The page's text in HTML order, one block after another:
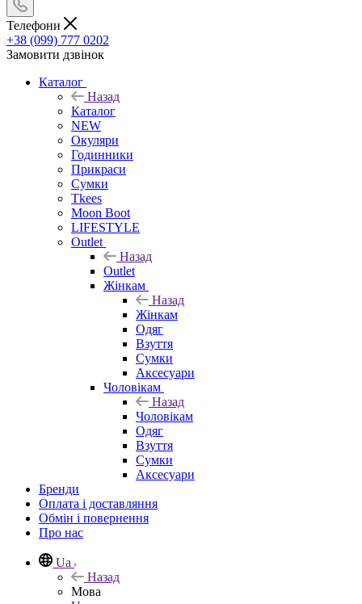
Телефони
+38 (099) 777 0202
Замовити дзвінок
Каталог
Назад
Каталог
NEW
Окуляри
Годинники
Прикраси
Сумки
Tkees
Moon Boot
LIFESTYLE
Outlet
Назад
Outlet
Жінкам
Назад
Жінкам
Одяг
Взуття
Сумки
Аксесуари
Чоловікам
Назад
Чоловікам
Одяг
Взуття
Сумки
Аксесуари
Бренди
Оплата і доставляння
Обмін і повернення
Про нас
Ua
Назад
Мова